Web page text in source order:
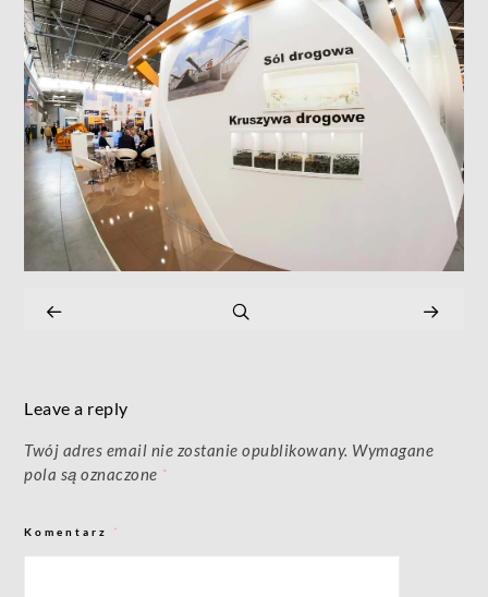
Leave a reply
Twój adres email nie zostanie opublikowany. Wymagane
pola są oznaczone *
Komentarz *